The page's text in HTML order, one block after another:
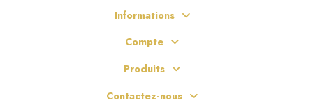
Informations
Compte
Produits
Contactez-nous